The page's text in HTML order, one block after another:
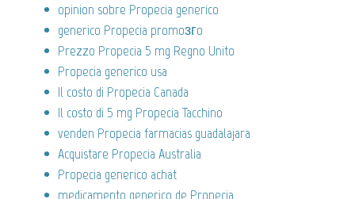
opinion sobre Propecia generico
generico Propecia promoзгo
Prezzo Propecia 5 mg Regno Unito
Propecia generico usa
Il costo di Propecia Canada
Il costo di 5 mg Propecia Tacchino
venden Propecia farmacias guadalajara
Acquistare Propecia Australia
Propecia generico achat
medicamento generico de Propecia